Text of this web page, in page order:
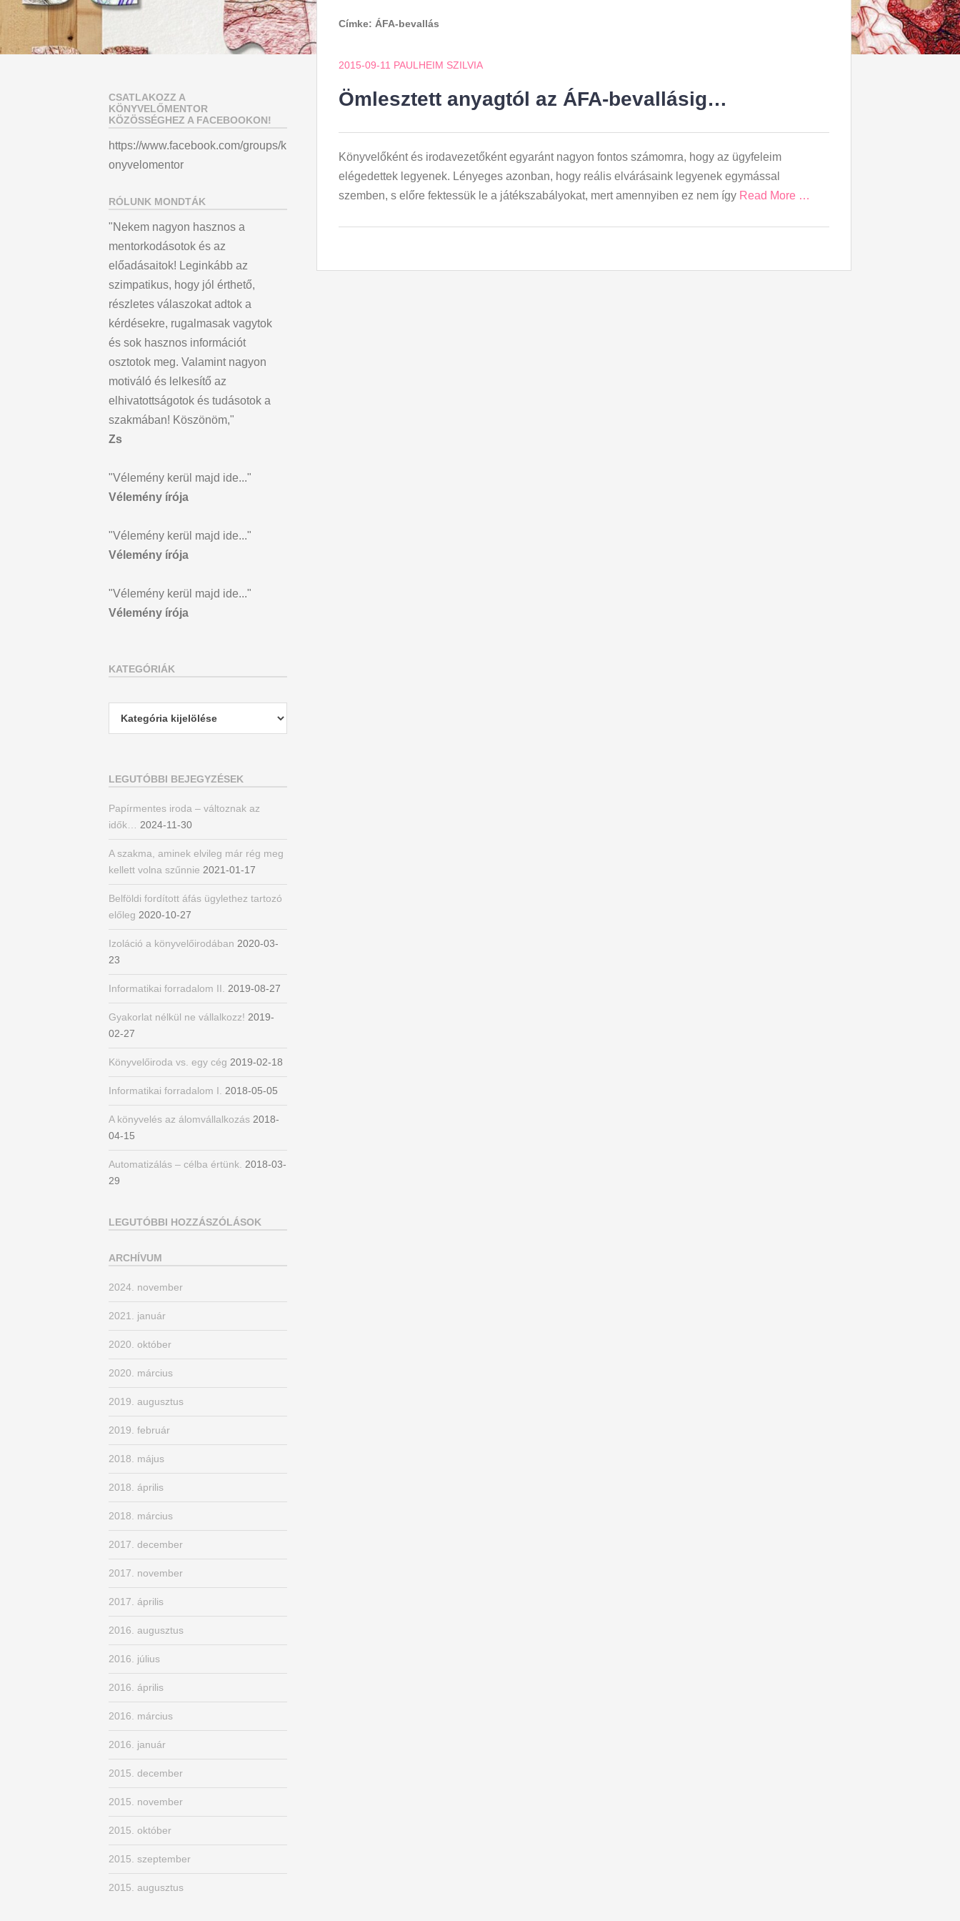
Címke: ÁFA-bevallás
2015-09-11 PAULHEIM SZILVIA
Ömlesztett anyagtól az ÁFA-bevallásig…
Könyvelőként és irodavezetőként egyaránt nagyon fontos számomra, hogy az ügyfeleim
elégedettek legyenek. Lényeges azonban, hogy reális elvárásaink legyenek egymással
szemben, s előre fektessük le a játékszabályokat, mert amennyiben ez nem így Read More …
CSATLAKOZZ A
KÖNYVELŐMENTOR
KÖZÖSSÉGHEZ A FACEBOOKON!
https://www.facebook.com/groups/k
onyvelomentor
RÓLUNK MONDTÁK
"Nekem nagyon hasznos a
mentorkodásotok és az
előadásaitok! Leginkább az
szimpatikus, hogy jól érthető,
részletes válaszokat adtok a
kérdésekre, rugalmasak vagytok
és sok hasznos információt
osztotok meg. Valamint nagyon
motiváló és lelkesítő az
elhivatottságotok és tudásotok a
szakmában! Köszönöm,"
Zs
"Vélemény kerül majd ide..."
Vélemény írója
"Vélemény kerül majd ide..."
Vélemény írója
"Vélemény kerül majd ide..."
Vélemény írója
KATEGÓRIÁK
LEGUTÓBBI BEJEGYZÉSEK
Papírmentes iroda – változnak az
idők… 2024-11-30
A szakma, aminek elvileg már rég meg
kellett volna szűnnie 2021-01-17
Belföldi fordított áfás ügylethez tartozó
előleg 2020-10-27
Izoláció a könyvelőirodában 2020-03-
23
Informatikai forradalom II. 2019-08-27
Gyakorlat nélkül ne vállalkozz! 2019-
02-27
Könyvelőiroda vs. egy cég 2019-02-18
Informatikai forradalom I. 2018-05-05
A könyvelés az álomvállalkozás 2018-
04-15
Automatizálás – célba értünk. 2018-03-
29
LEGUTÓBBI HOZZÁSZÓLÁSOK
ARCHÍVUM
2024. november
2021. január
2020. október
2020. március
2019. augusztus
2019. február
2018. május
2018. április
2018. március
2017. december
2017. november
2017. április
2016. augusztus
2016. július
2016. április
2016. március
2016. január
2015. december
2015. november
2015. október
2015. szeptember
2015. augusztus